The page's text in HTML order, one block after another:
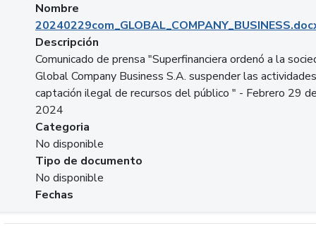
Nombre
Descripción
Comunicado de prensa "Superfinanciera ordenó a la
Global Company Business S.A. suspender las
captación ilegal de recursos del público " - Febrero 29
2024
Categoria
No disponible
Tipo de documento
No disponible
Fechas